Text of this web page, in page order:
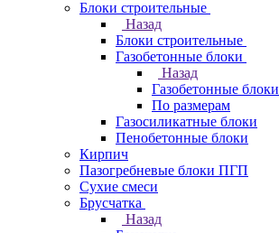
Блоки строительные
Назад
Блоки строительные
Газобетонные блоки
Назад
Газобетонные блоки
По размерам
Газосиликатные блоки
Пенобетонные блоки
Кирпич
Пазогребневые блоки ПГП
Сухие смеси
Брусчатка
Назад